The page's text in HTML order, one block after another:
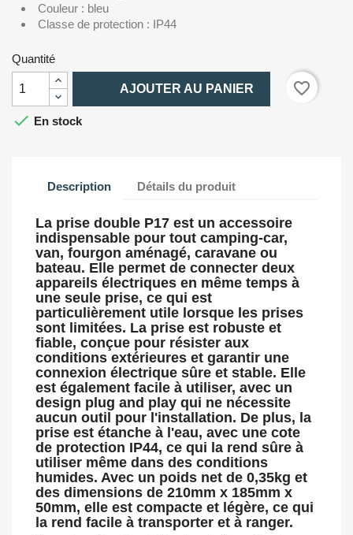
Couleur : bleu
Classe de protection : IP44
Quantité
AJOUTER AU PANIER
favorite_border
 En stock
Description Détails du produit
La prise double P17 est un accessoire
indispensable pour tout camping-car,
van, fourgon aménagé, caravane ou
bateau. Elle permet de connecter deux
appareils électriques en même temps à
une seule prise, ce qui est
particulièrement utile lorsque les prises
sont limitées. La prise est robuste et
fiable, conçue pour résister aux
conditions extérieures et garantir une
connexion électrique sûre et stable. Elle
est également facile à utiliser, avec un
design plug and play qui ne nécessite
aucun outil pour l'installation. De plus, la
prise est étanche à l'eau, avec une cote
de protection IP44, ce qui la rend sûre à
utiliser même dans des conditions
humides. Avec un poids net de 0,35kg et
des dimensions de 210mm x 185mm x
50mm, elle est compacte et légère, ce qui
la rend facile à transporter et à ranger.